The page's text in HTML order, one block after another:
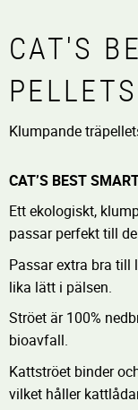
CAT'S
PELLETS
Klumpande
CAT’S BEST
Ett ekologiskt,
passar perfekt till
Passar extra bra
lika lätt i pälsen.
Ströet är 100%
bioavfall.
Kattströet binder
vilket håller